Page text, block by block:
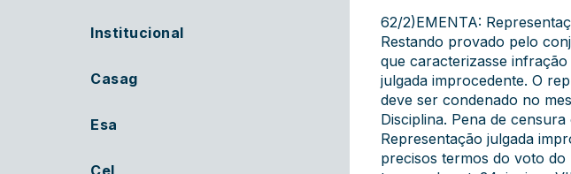
Institucional
Casag
Esa
Cel
62/2)EMENTA:
Restando provado pelo
que caracterizasse infração
julgada improcedente. O
deve ser condenado no
Disciplina. Pena de
Representação julgada
precisos termos do voto